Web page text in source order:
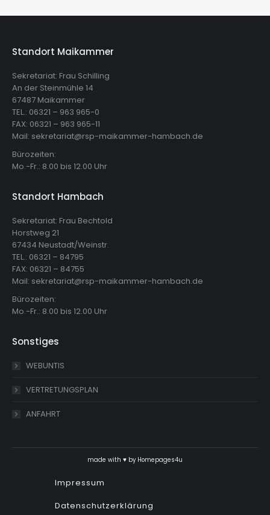
Standort Maikammer
Sekretariat: Frau Schilling
An der Steinmühle 14
67487 Maikammer
TEL.: 06321 – 963 965-0
FAX: 06321 – 963 965-11
Mail: sekretariat@rsp-maikammer-hambach.de
Bürozeiten:
Mo.-Fr.: 8.00 bis 12.00 Uhr
Standort Hambach
Sekretariat: Frau Bechtold
Horstweg 21
67434 Neustadt/Weinstr.
TEL.: 06321 – 84795
FAX: 06321 – 84755
Mail: sekretariat@rsp-maikammer-hambach.de
Bürozeiten:
Mo.-Fr.: 8.00 bis 12.00 Uhr
Sonstiges
WEBUNTIS
VERTRETUNGSPLAN
ANFAHRT
made with ♥ by Homepages4u
Impressum
Datenschutzerklärung